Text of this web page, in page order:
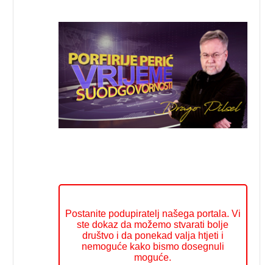
Postanite podupiratelj našega portala. Vi
ste dokaz da možemo stvarati bolje
društvo i da ponekad valja htjeti i
nemoguće kako bismo dosegnuli
moguće.